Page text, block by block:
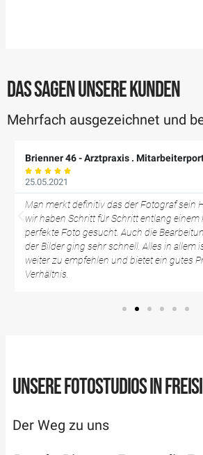
DAS SAGEN UNSERE KUNDEN
Mehrfach ausgezeichnet und
Brienner 46 - Arztpraxis .
    
25.05.2021
Man merkt definitiv das der Fotograf sein
wir haben Schritt für Schritt entlang einem
perfekte Foto gesucht. Auch die
der Bilder ging sehr schnell. Alles in allem
weiter zu empfehlen und bietet ein gutes
Verhältnis.
UNSERE FOTOSTUDIOS IN
Der Weg zu uns